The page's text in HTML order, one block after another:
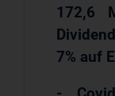
172,6
7% auf